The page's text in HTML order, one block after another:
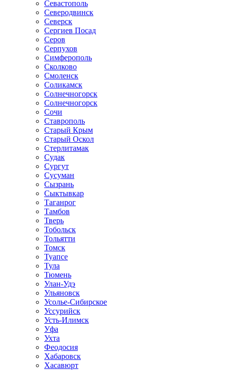
Севастополь
Северодвинск
Северск
Сергиев Посад
Серов
Серпухов
Симферополь
Сколково
Смоленск
Соликамск
Солнечногорск
Солнечногорск
Сочи
Ставрополь
Старый Крым
Старый Оскол
Стерлитамак
Судак
Сургут
Сусуман
Сызрань
Сыктывкар
Таганрог
Тамбов
Тверь
Тобольск
Тольятти
Томск
Туапсе
Тула
Тюмень
Улан-Удэ
Ульяновск
Усолье-Сибирское
Уссурийск
Усть-Илимск
Уфа
Ухта
Феодосия
Хабаровск
Хасавюрт